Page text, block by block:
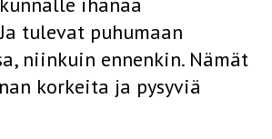
tulevat puhumaan
niinkuin ennenkin. Nämät
korkeita ja pysyviä